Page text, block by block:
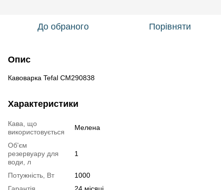
До обраного Порівняти
Опис
Кавоварка Tefal CM290838
Характеристики
Кава, що
використовується
Мелена
Об'єм
резервуару для
води, л
1
Потужність, Вт
1000
Гарантія
24 місяці